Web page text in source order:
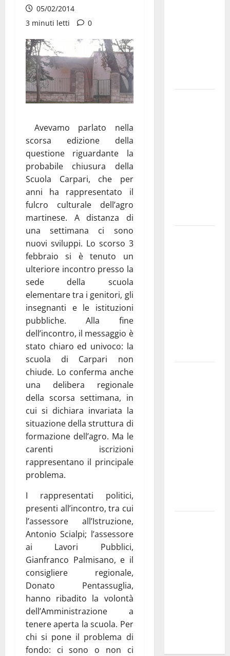
05/02/2014
3 minuti letti
0
Avevamo parlato nella
scorsa edizione della
questione riguardante la
probabile chiusura della
Scuola Carpari, che per
anni ha rappresentato il
fulcro culturale dell’agro
martinese. A distanza di
una settimana ci sono
nuovi sviluppi. Lo scorso 3
febbraio si è tenuto un
ulteriore incontro presso la
sede della scuola
elementare tra i genitori, gli
insegnanti e le istituzioni
pubbliche. Alla fine
dell’incontro, il messaggio è
stato chiaro ed univoco: la
scuola di Carpari non
chiude. Lo conferma anche
una delibera regionale
della scorsa settimana, in
cui si dichiara invariata la
situazione della struttura di
formazione dell’agro. Ma le
carenti iscrizioni
rappresentano il principale
problema.
I rappresentati politici,
presenti all’incontro, tra cui
l’assessore all’Istruzione,
Antonio Scialpi; l’assessore
ai Lavori Pubblici,
Gianfranco Palmisano, e il
consigliere regionale,
Donato Pentassuglia,
hanno ribadito la volontà
dell’Amministrazione a
tenere aperta la scuola. Per
chi si pone il problema di
fondo: ci sono o non ci